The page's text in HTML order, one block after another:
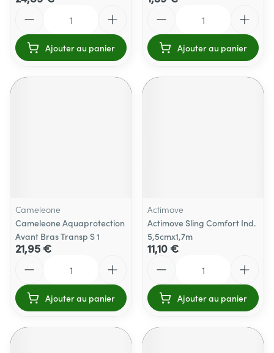
Ajouter au panier Ajouter au panier
Cameleone
Cameleone Aquaprotection
Avant Bras Transp S 1
21,95 €
Ajouter au panier
Actimove
Actimove Sling Comfort Ind.
5,5cmx1,7m
11,10 €
Ajouter au panier